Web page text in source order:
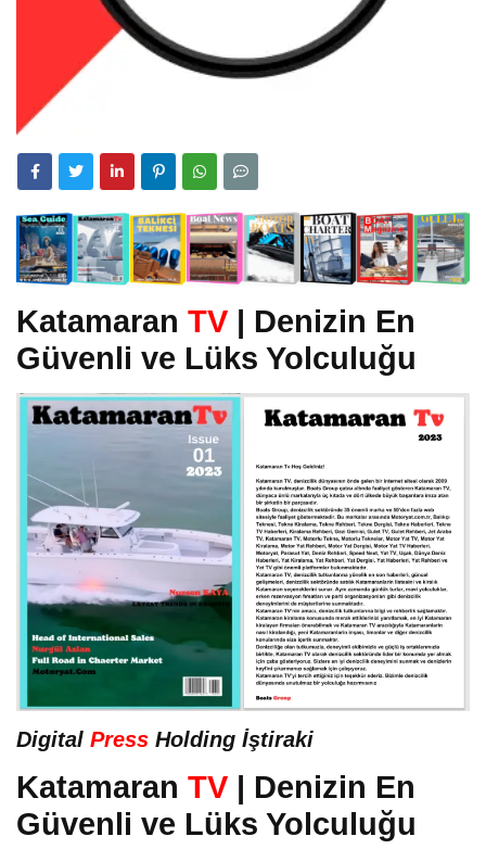
Katamaran TV | Denizin En
Güvenli ve Lüks Yolculuğu
Digital Press Holding İştiraki
Katamaran TV | Denizin En
Güvenli ve Lüks Yolculuğu